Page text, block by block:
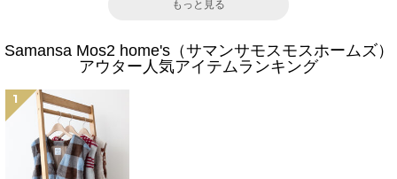
もっと見る
Samansa Mos2 home's（サマンサモスモスホームズ）
アウター人気アイテムランキング
1